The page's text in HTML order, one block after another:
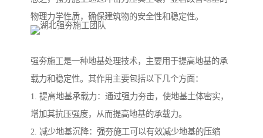
物理力学性质，确保建筑物的安全性和稳定性。
强夯施工是一种地基处理技术，主要用于提高地基的承
载力和稳定性。其作用主要包括以下几个方面：
1. 提高地基承载力：通过强力夯击，使地基土体密实，
增加其抗压强度，从而提高地基的承载力。
2. 减少地基沉降：强夯施工可以有效减少地基的压缩